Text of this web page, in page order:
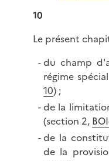
10
Le présent
du champ
régime
10) ;
de la
(section 2,
de la
de la